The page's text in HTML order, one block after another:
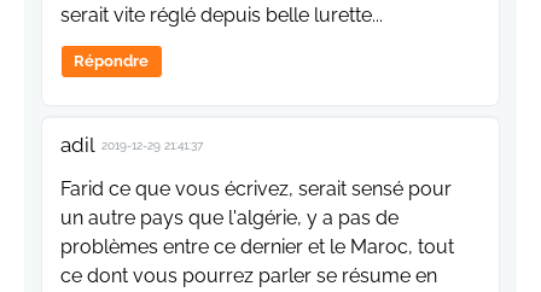
serait vite réglé depuis belle lurette...
Répondre
adil 2019-12-29 21:41:37
Farid ce que vous écrivez, serait sensé pour
un autre pays que l'algérie, y a pas de
problèmes entre ce dernier et le Maroc, tout
ce dont vous pourrez parler se résume en